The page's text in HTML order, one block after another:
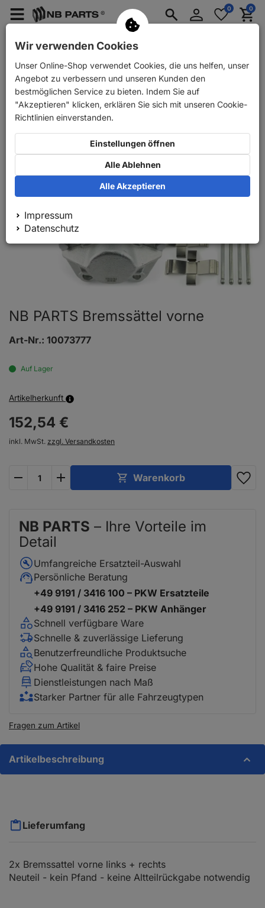
Menü
PKW Anhänger Ersatzteile
AnmeldenMerkzettel
aufklappen
0 0
Zurück PKW Ersatzteile NB PARTS Bremssättel vorne
NB PARTS Bremssättel vorne
Art-Nr.: 10073777
Auf Lager
Artikelherkunft
152,54 €
inkl. MwSt. zzgl. Versandkosten
Warenkorb
NB PARTS – Ihre Vorteile im
Detail
Umfangreiche Ersatzteil-Auswahl
Persönliche Beratung
+49 9191 / 3416 100 – PKW Ersatzteile
+49 9191 / 3416 252 – PKW Anhänger
Schnell verfügbare Ware
Schnelle & zuverlässige Lieferung
Benutzerfreundliche Produktsuche
Hohe Qualität & faire Preise
Dienstleistungen nach Maß
Starker Partner für alle Fahrzeugtypen
Fragen zum Artikel
Artikelbeschreibung
Lieferumfang
2x Bremssattel vorne links + rechts
Neuteil - kein Pfand - keine Altteilrückgabe notwendig
Wir verwenden Cookies
Unser Online-Shop verwendet Cookies, die uns helfen, unser
Angebot zu verbessern und unseren Kunden den
bestmöglichen Service zu bieten. Indem Sie auf
"Akzeptieren" klicken, erklären Sie sich mit unseren Cookie-
Richtlinien einverstanden.
Einstellungen öffnen
Alle Ablehnen
Alle Akzeptieren
Impressum
Datenschutz